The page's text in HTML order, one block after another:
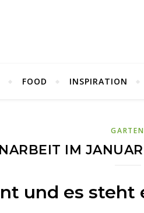
FOOD INSPIRATION
GARTEN
IM
und es